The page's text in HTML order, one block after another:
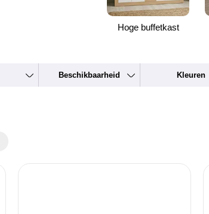
Hoge buffetkast
Beschikbaarheid Kleuren